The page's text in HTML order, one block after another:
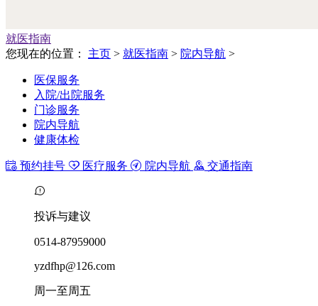
就医指南
您现在的位置：
主页 > 就医指南 > 院内导航 >
医保服务
入院/出院服务
门诊服务
院内导航
健康体检
预约挂号 医疗服务 院内导航 交通指南
投诉与建议
0514-87959000
yzdfhp@126.com
周一至周五